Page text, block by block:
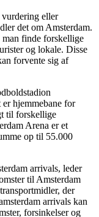
vurdering eller
det om Amsterdam.
man finde forskellige
og lokale. Disse
forvente sig af
hjemmebane for
til forskellige
Arena er et
op til 55.000
arrivals, leder
til Amsterdam
der
arrivals kan
forsinkelser og